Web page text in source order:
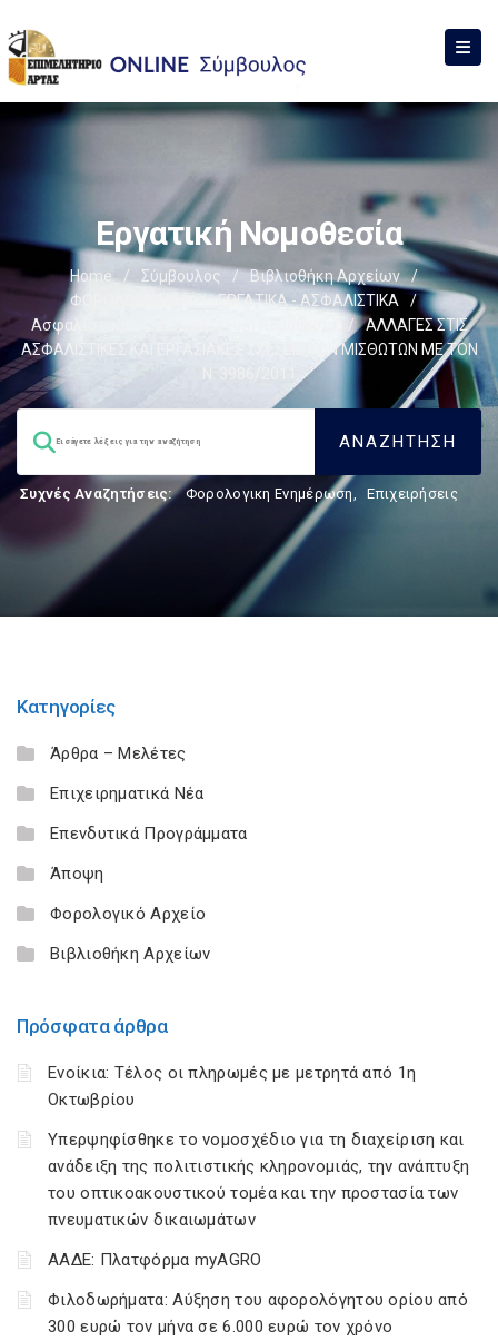
Εργατική Νομοθεσία
Home / Σύμβουλος / Βιβλιοθήκη Αρχείων
/
ΦΟΡΟΛΟΓΙΣΤΙΚΑ
ΕΡΓΑΤΙΚΑ - ΑΣΦΑΛΙΣΤΙΚΑ
/
Ασφαλιστικά
/
ΑΛΛΑΓΕΣ ΣΤΙΣ
ΑΣΦΑΛΙΣΤΙΚΕΣ ΚΑΙ ΕΡΓΑΣΙΑΚΕΣ ΣΧΕΣΕΙΣ ΤΩΝ ΜΙΣΘΩΤΩΝ ΜΕ ΤΟΝ
Συχνές Αναζητήσεις: Φορολογικη Ενημέρωση, Επιχειρήσεις
Κατηγορίες
Άρθρα – Μελέτες
Επιχειρηματικά Νέα
Επενδυτικά Προγράμματα
Άποψη
Φορολογικό Αρχείο
Βιβλιοθήκη Αρχείων
Πρόσφατα άρθρα
Ενοίκια: Τέλος οι πληρωμές με μετρητά από 1η
Οκτωβρίου
Υπερψηφίσθηκε το νομοσχέδιο για τη διαχείριση και
ανάδειξη της πολιτιστικής κληρονομιάς, την ανάπτυξη
του οπτικοακουστικού τομέα και την προστασία των
πνευματικών δικαιωμάτων
ΑΑΔΕ: Πλατφόρμα myAGRO
Φιλοδωρήματα: Αύξηση του αφορολόγητου ορίου από
300 ευρώ τον μήνα σε 6.000 ευρώ τον χρόνο